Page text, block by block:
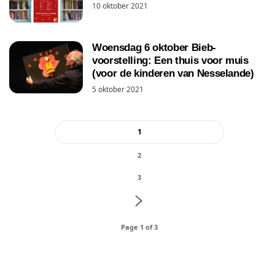
10 oktober 2021
Woensdag 6 oktober Bieb-
voorstelling: Een thuis voor muis
(voor de kinderen van Nesselande)
5 oktober 2021
1
2
3
Page 1 of 3